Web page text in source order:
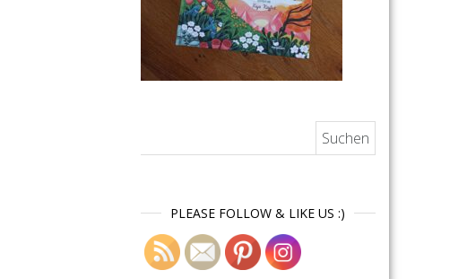
PLEASE FOLLOW & LIKE US :)